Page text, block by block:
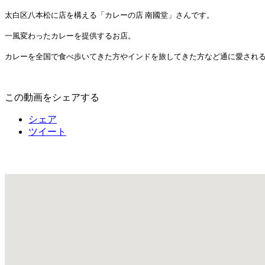
太白区八本松に店を構える「カレーの店 南國堂」さんです。
一風変わったカレーを提供するお店。
カレーを全国で食べ歩いてきた方やインドを旅してきた方など通に愛される
この動画をシェアする
シェア
ツイート